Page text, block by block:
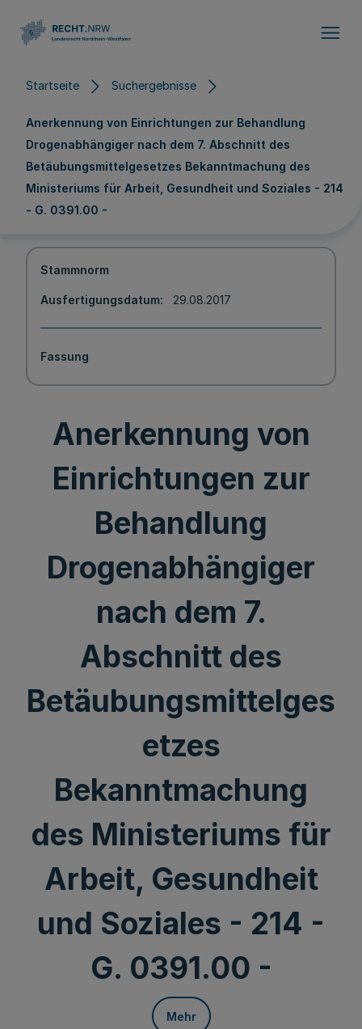
Startseite Suchergebnisse
Anerkennung von Einrichtungen zur Behandlung
Drogenabhängiger nach dem 7. Abschnitt des
Betäubungsmittelgesetzes Bekanntmachung des
Ministeriums für Arbeit, Gesundheit und Soziales - 214
- G. 0391.00 -
Stammnorm
Ausfertigungsdatum 29.08.2017
Fassung
Anerkennung von
Einrichtungen zur
Behandlung
Drogenabhängiger
nach dem 7.
Abschnitt des
Betäubungsmittelges
etzes
Bekanntmachung
des Ministeriums für
Arbeit, Gesundheit
und Soziales - 214 -
G. 0391.00 -
Mehr